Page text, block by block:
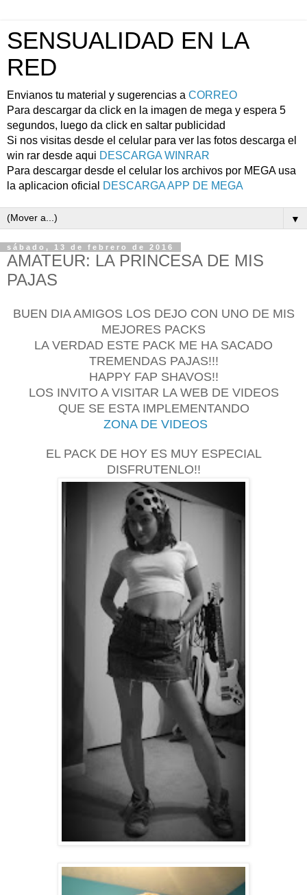
SENSUALIDAD EN LA
RED
Envianos tu material y sugerencias a CORREO
Para descargar da click en la imagen de mega y espera 5
segundos, luego da click en saltar publicidad
Si nos visitas desde el celular para ver las fotos descarga el
win rar desde aqui DESCARGA WINRAR
Para descargar desde el celular los archivos por MEGA usa
la aplicacion oficial
DESCARGA APP DE MEGA
▼
sábado, 13 de febrero de 2016
AMATEUR: LA PRINCESA DE MIS
PAJAS
BUEN DIA AMIGOS LOS DEJO CON UNO DE MIS
MEJORES PACKS
LA VERDAD ESTE PACK ME HA SACADO
TREMENDAS PAJAS!!!
HAPPY FAP SHAVOS!!
LOS INVITO A VISITAR LA WEB DE VIDEOS
QUE SE ESTA IMPLEMENTANDO
ZONA DE VIDEOS
EL PACK DE HOY ES MUY ESPECIAL
DISFRUTENLO!!